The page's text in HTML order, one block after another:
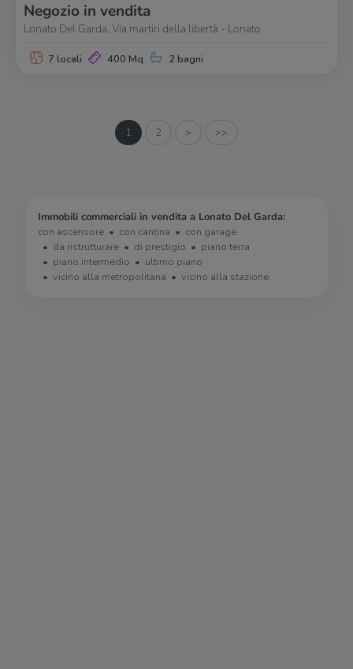
Negozio in vendita
Lonato Del Garda, Via martiri della libertà - Lonato
7 locali 400 Mq 2 bagni
1 2 > >>
Immobili commerciali in vendita a Lonato Del Garda:
con ascensore
con cantina
con garage
da ristrutturare
di prestigio
piano terra
piano intermedio
ultimo piano
vicino alla metropolitana
vicino alla stazione